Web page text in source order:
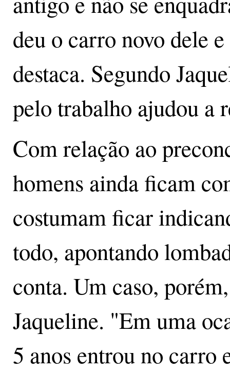
deu o carro novo dele
destaca. Segundo
pelo trabalho ajudou a
Com relação ao
homens ainda ficam
costumam ficar
todo, apontando
conta. Um caso,
Jaqueline. "Em uma
5 anos entrou no carro